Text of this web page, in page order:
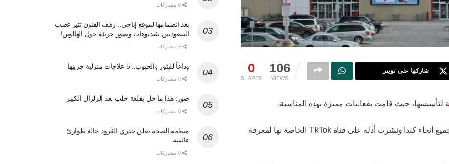
0
SHARES
106
VIEWS
شاركها على تويتر
لتأسيسها، حيث قامت بفعاليات مميزة بهذه المناسبة.
وقامت الشركة بإخفاء 100 دولار من القسائم في جميع أنحاء كندا ونشرت أدلة على قناة TikTok الخاصة بها لمعرفة
بعد انضمامها لموقع إباحي.. رهف القنون تثير غضب
السعوديين بفيديوهات وصور جريئة حول الهالوين!
وداعاً للبثور والحبوب.. 5 علاجات منزلية جربيها
صور: هذا ما حل بقلعة حلب بعد الزلزال الكبير
منظمة الصحة تعلن جدري القرود حالة طوارئ
عالمية